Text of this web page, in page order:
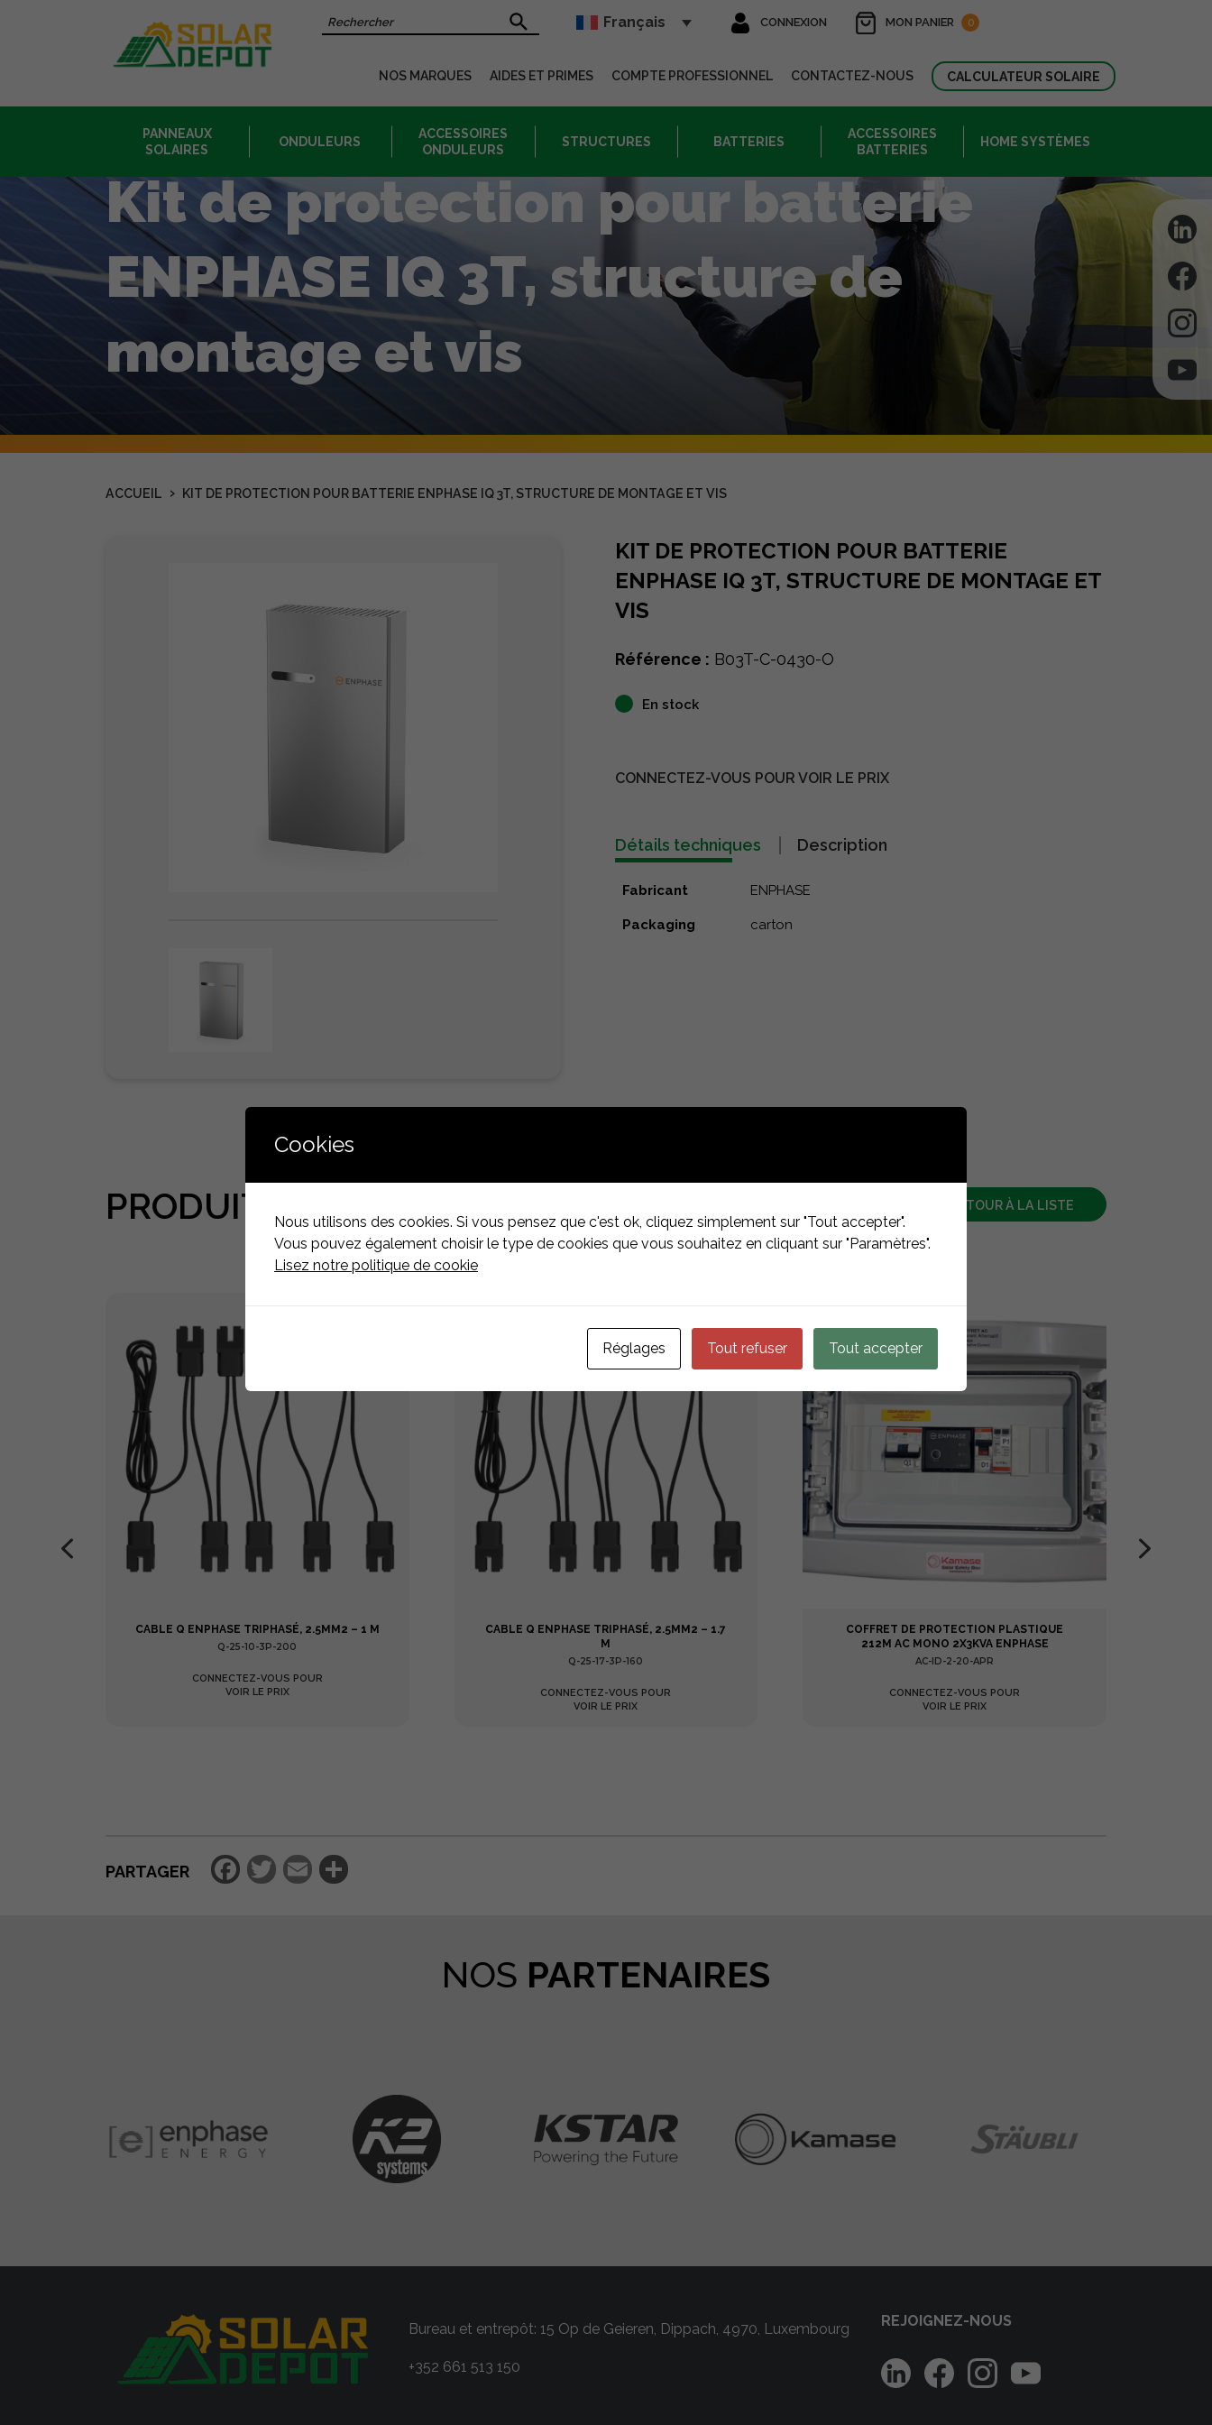
Recherche sur le site Français CONNEXION MON PANIER 0
NOS MARQUES AIDES ET PRIMES COMPTE PROFESSIONNEL CONTACTEZ-NOUS CALCULATEUR SOLAIRE
PANNEAUX
SOLAIRES
ONDULEURS
ACCESSOIRES
ONDULEURS
STRUCTURES BATTERIES
ACCESSOIRES
BATTERIES
HOME SYSTÈMES
Kit de protection pour batterie
ENPHASE IQ 3T, structure de
montage et vis
ACCUEIL › KIT DE PROTECTION POUR BATTERIE ENPHASE IQ 3T, STRUCTURE DE MONTAGE ET VIS
KIT DE PROTECTION POUR BATTERIE
ENPHASE IQ 3T, STRUCTURE DE MONTAGE ET
VIS
Référence : B03T-C-0430-O
En stock
CONNECTEZ-VOUS POUR VOIR LE PRIX
Détails techniques Description
Fabricant ENPHASE
Packaging carton
PRODUITS ASSOCIÉS RETOUR À LA LISTE
CABLE Q ENPHASE TRIPHASÉ, 2.5MM2 – 1 M
Q-25-10-3P-200
CONNECTEZ-VOUS POUR
VOIR LE PRIX
CABLE Q ENPHASE TRIPHASÉ, 2.5MM2 – 1.7
M
Q-25-17-3P-160
CONNECTEZ-VOUS POUR
VOIR LE PRIX
COFFRET DE PROTECTION PLASTIQUE
212M AC MONO 2X3KVA ENPHASE
AC-ID-2-20-APR
CONNECTEZ-VOUS POUR
VOIR LE PRIX
PARTAGER Facebook
Twitter
Email
NOS PARTENAIRES
Bureau et entrepôt: 15 Op de Geieren, Dippach, 4970, Luxembourg
+352 661 513 150
REJOIGNEZ-NOUS
Cookies
Nous utilisons des cookies. Si vous pensez que c'est ok, cliquez simplement sur "Tout accepter".
Vous pouvez également choisir le type de cookies que vous souhaitez en cliquant sur "Paramètres".
Lisez notre politique de cookie
Réglages Tout refuser Tout accepter